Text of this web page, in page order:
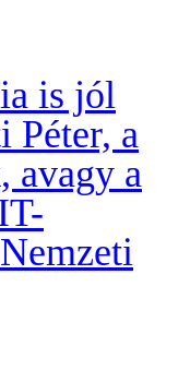
is jól
Péter, a
avagy a